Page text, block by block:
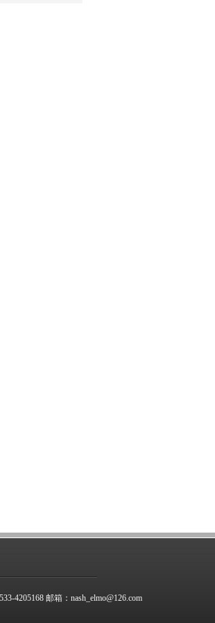
4205168 邮箱： nash_elmo@126.com